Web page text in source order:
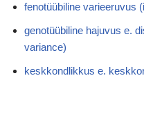
fenotüübiline varieeruvus
genotüübiline hajuvus e.
variance)
keskkondlikkus e.